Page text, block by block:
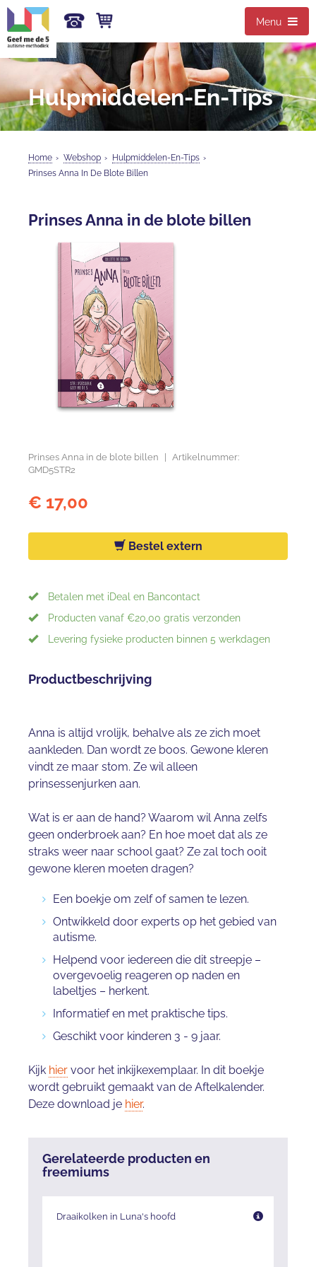
Menu
Hulpmiddelen-En-Tips
Home › Webshop › Hulpmiddelen-En-Tips ›
Prinses Anna In De Blote Billen
Prinses Anna in de blote billen
Prinses Anna in de blote billen
Artikelnummer:
GMD5STR2
€ 17,00
Bestel extern
Betalen met iDeal en Bancontact
Producten vanaf €20,00 gratis verzonden
Levering fysieke producten binnen 5 werkdagen
Productbeschrijving
Anna is altijd vrolijk, behalve als ze zich moet
aankleden. Dan wordt ze boos. Gewone kleren
vindt ze maar stom. Ze wil alleen
prinsessenjurken aan.
Wat is er aan de hand? Waarom wil Anna zelfs
geen onderbroek aan? En hoe moet dat als ze
straks weer naar school gaat? Ze zal toch ooit
gewone kleren moeten dragen?
Een boekje om zelf of samen te lezen.
Ontwikkeld door experts op het gebied van
autisme.
Helpend voor iedereen die dit streepje –
overgevoelig reageren op naden en
labeltjes – herkent.
Informatief en met praktische tips.
Geschikt voor kinderen 3 - 9 jaar.
Kijk hier voor het inkijkexemplaar. In dit boekje
wordt gebruikt gemaakt van de Aftelkalender.
Deze download je hier.
Gerelateerde producten en
freemiums
Draaikolken in Luna's hoofd